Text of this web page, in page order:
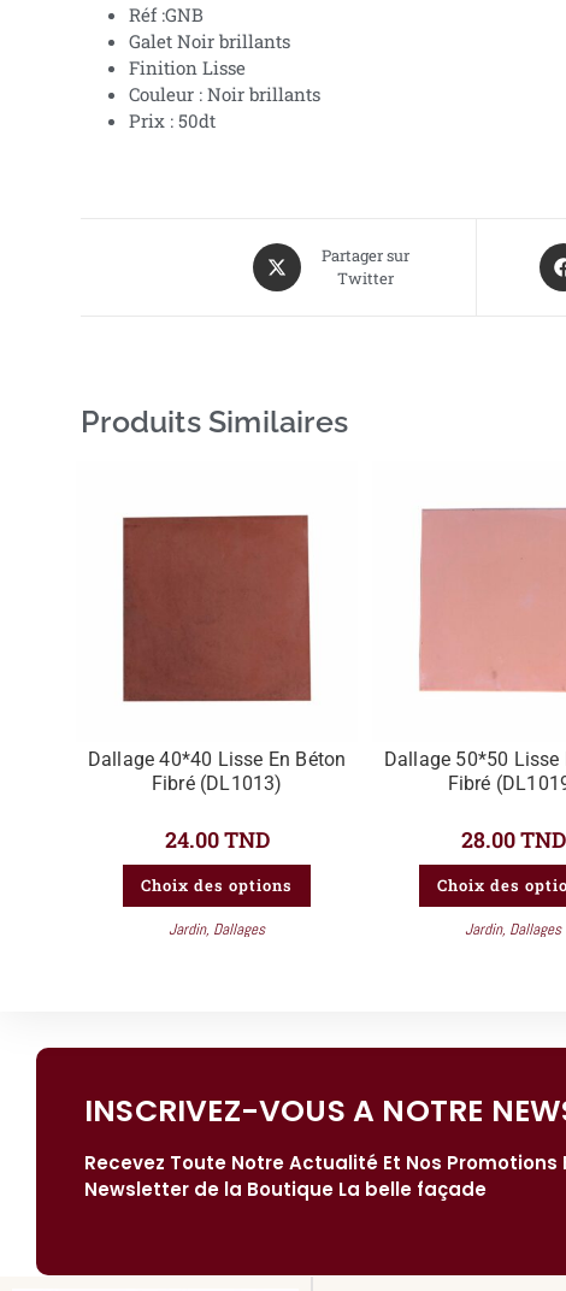
Réf :GNB
Galet Noir brillants
Finition Lisse
Couleur : Noir brillants
Prix : 50dt
Partager sur
Twitter
Produits Similaires
Dallage 40*40 Lisse En Béton
Fibré (DL1013)
24.00TND
Choix des options
Jardin, Dallages
Dallage 50*50 Lisse
Fibré
28.00TND
Choix des
Jardin, Dallages
INSCRIVEZ-VOUS A NOTRE
Recevez Toute Notre Actualité Et Nos Promotions
Newsletter de la Boutique La belle façade